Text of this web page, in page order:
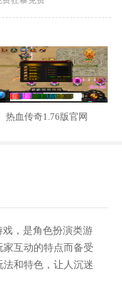
热血传奇1.76版官网
戏，是角色扮演类游
互动的特点而备受
和特色，让人沉迷